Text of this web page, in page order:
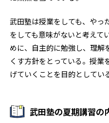
武田塾は授業をしても、やっ
をしても意味がないと考えて
めに、自主的に勉強し、理解
くす方針をとっている。授業
げていくことを目的としてい
武田塾の夏期講習の